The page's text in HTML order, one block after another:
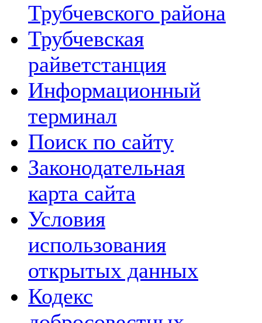
Трубчевского района
Трубчевская
райветстанция
Информационный
терминал
Поиск по сайту
Законодательная
карта сайта
Условия
использования
открытых данных
Кодекс